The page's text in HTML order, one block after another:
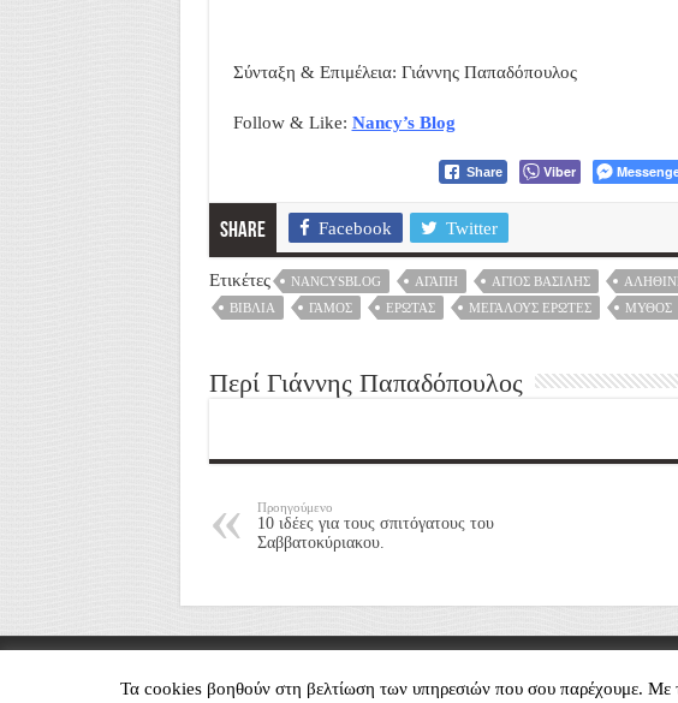
Σύνταξη & Επιμέλεια: Γιάννης Παπαδόπουλος
Follow & Like: Nancy’s Blog
Share Viber
Share Facebook Twitter
Ετικέτες NANCYSBLOG ΑΓΆΠΗ ΆΓΙΟΣ ΒΑΣΊΛΗΣ
ΒΙΒΛΊΑ
ΓΆΜΟΣ ΈΡΩΤΑΣ ΜΕΓΆΛΟΥΣ ΈΡΩΤΕΣ ΜΎΘΟΣ
Περί Γιάννης Παπαδόπουλος
Προηγούμενο
10 ιδέες για τους σπιτόγατους του
Σαββατοκύριακου.
Τα cookies βοηθούν στη βελτίωση των υπηρεσιών που σου παρέχουμε. Με